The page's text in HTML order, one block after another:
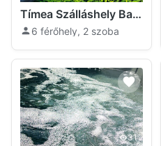
Tímea Szálláshely Badacsonytomaj
6 férőhely, 2 szoba
31